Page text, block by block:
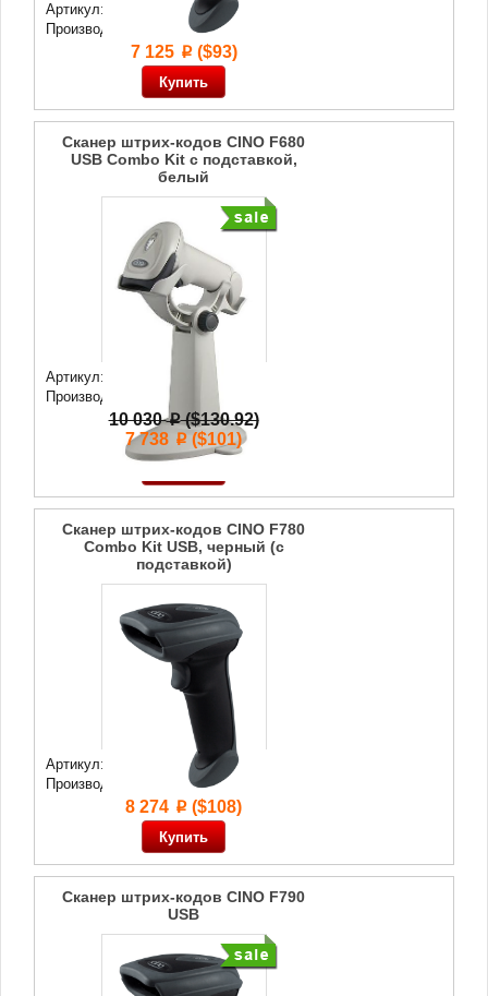
Артикул: 43 484
Производитель:
7 125 p($93)
Сканер штрих-кодов CINO F680
USB Combo Kit с подставкой,
белый
Артикул: 43 476
Производитель:
10 030p($130.92)
7 738 p ($101)
Сканер штрих-кодов CINO F780
Combo Kit USB, черный (с
подставкой)
Артикул: 68 472
Производитель:
8 274 p ($108)
Сканер штрих-кодов CINO F790
USB